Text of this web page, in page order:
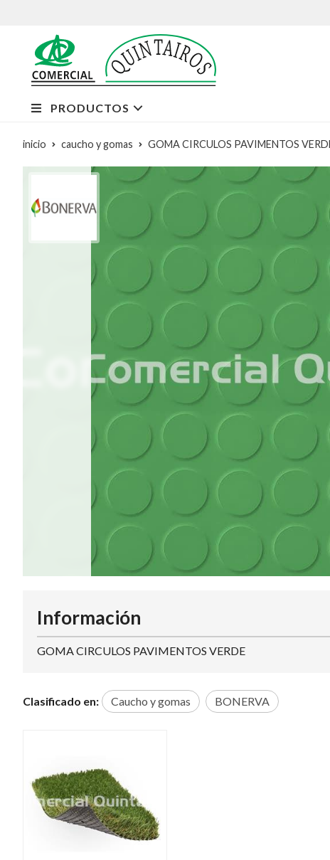
PRODUCTOS
inicio caucho y gomas GOMA CIRCULOS PAVIMENTOS
Información
GOMA CIRCULOS PAVIMENTOS VERDE
Clasificado en: Caucho y gomas BONERVA